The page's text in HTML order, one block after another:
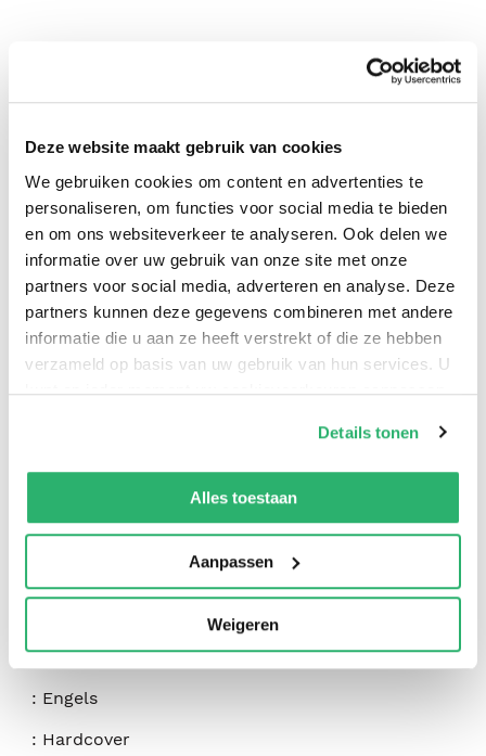
Deze website maakt gebruik van cookies
We gebruiken cookies om content en advertenties te
personaliseren, om functies voor social media te bieden
en om ons websiteverkeer te analyseren. Ook delen we
informatie over uw gebruik van onze site met onze
partners voor social media, adverteren en analyse. Deze
partners kunnen deze gegevens combineren met andere
informatie die u aan ze heeft verstrekt of die ze hebben
verzameld op basis van uw gebruik van hun services. U
kunt op ieder moment uw cookievoorkeuren aanpassen
We werken samen met42 derdendie uw gegevens
kunnen ontvangen en verwerken.
Details tonen
Alles toestaan
Aanpassen
Weigeren
0 |0
Andrews McMeel Publishing
:9798881607258
: Engels
: Hardcover